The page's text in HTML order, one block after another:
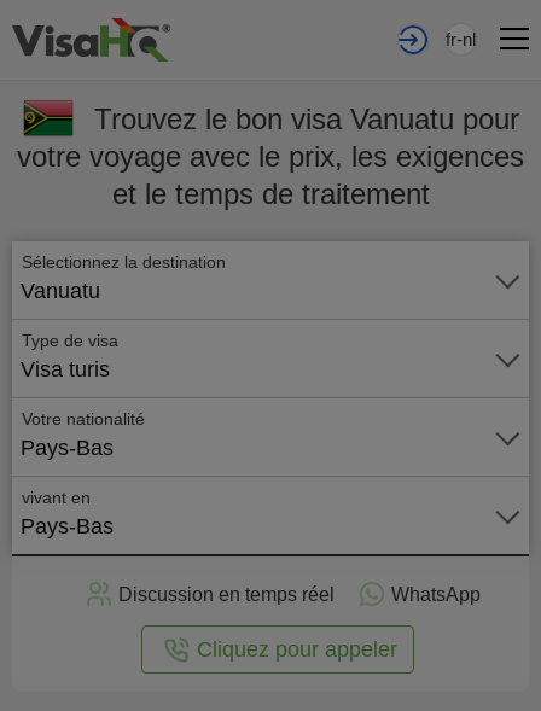
fr-nl
Trouvez le bon visa Vanuatu pour
votre voyage avec le prix, les exigences
et le temps de traitement
Sélectionnez la destination
Vanuatu
Type de visa
Visa turis
Votre nationalité
Pays-Bas
vivant en
Pays-Bas
Discussion en temps réel WhatsApp
Cliquez pour appeler